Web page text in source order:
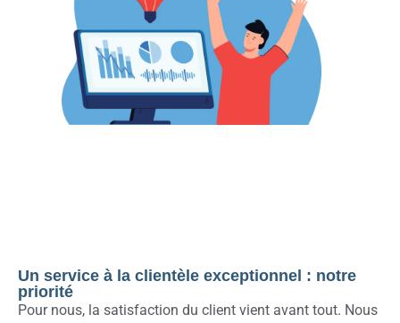
Un service à la clientèle exceptionnel : notre
priorité
Pour nous, la satisfaction du client vient avant tout. Nous